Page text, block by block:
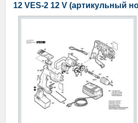
12 VES-2 12 V (артикульный